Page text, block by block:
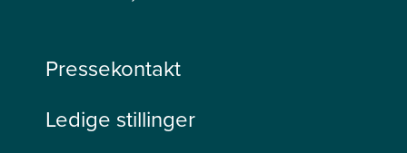
Pressekontakt
Ledige stillinger